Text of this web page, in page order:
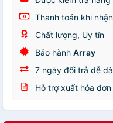
Thanh toán khi
Chất lượng, Uy tín
Bảo hành Array
7 ngày đổi trả dễ
Hỗ trợ xuất hóa